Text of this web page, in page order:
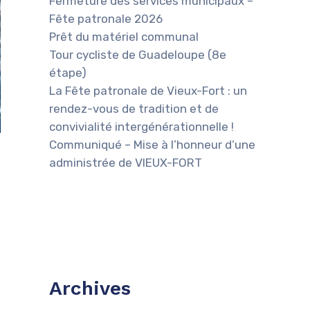
Fête patronale 2026
Prêt du matériel communal
Tour cycliste de Guadeloupe (8e
étape)
La Fête patronale de Vieux-Fort : un
rendez-vous de tradition et de
convivialité intergénérationnelle !
Communiqué – Mise à l’honneur d’une
administrée de VIEUX-FORT
Archives